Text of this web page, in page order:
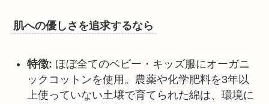
肌への優しさを追求するなら
特徴: ほぼ全てのベビー・キッズ服にオーガニ
ックコットンを使用。農薬や化学肥料を3年以
上使っていない土壌で育てられた綿は、環境に